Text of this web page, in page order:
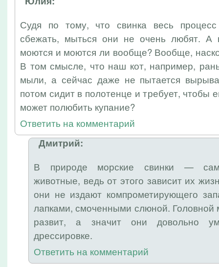
Судя по тому, что свинка весь процесс
сбежать, мыться они не очень любят. А
моются и моются ли вообще? Вообще,
В том смысле, что наш кот, например,
мыли, а сейчас даже не пытается
потом сидит в полотенце и требует, чтобы
может полюбить купание?
Ответить на комментарий
Дмитрий:
В природе морские свинки —
животные, ведь от этого зависит их
они не издают компрометирующего
лапками, смоченными слюной. Головной
развит, а значит они довольно
дрессировке.
Ответить на комментарий